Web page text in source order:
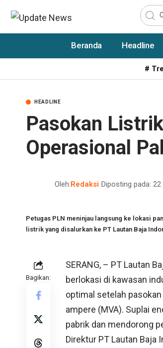
Beranda Headline
#
HEADLINE
Pasokan
Operasional
Oleh:Redaksi Diposting pada:
Petugas PLN meninjau langsung ke lokasi
listrik yang disalurkan ke PT Lautan Baja
Bagikan:
SERANG, – PT Lautan
berlokasi di kawasan
optimal setelah
ampere (MVA). Suplai
pabrik dan mendorong
Direktur PT Lautan Baja